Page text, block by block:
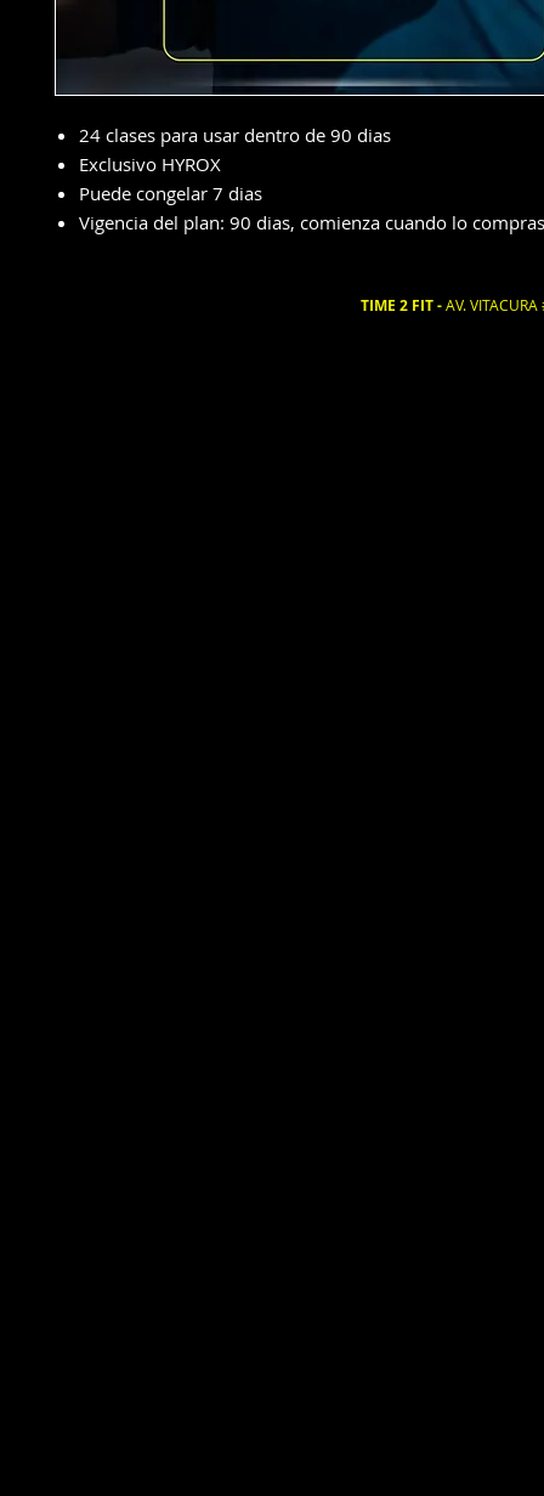
24 clases para usar dentro de 90 dias
Exclusivo HYROX
Puede congelar 7 dias
Vigencia del plan: 90 dias, comienza cuando lo compras
TIME 2 FIT -AV.